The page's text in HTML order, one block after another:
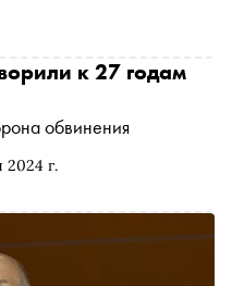
2024 г.
к 27 годам
обвинения